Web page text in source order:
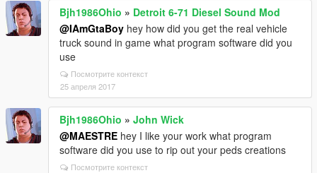
Bjh1986Ohio » Detroit 6-71 Diesel Sound Mod
@IAmGtaBoy hey how did you get the real vehicle
truck sound in game what program software did you
use
Посмотрите контекст
25 апреля 2017
Bjh1986Ohio » John Wick
@MAESTRE hey I like your work what program
software did you use to rip out your peds creations
Посмотрите контекст